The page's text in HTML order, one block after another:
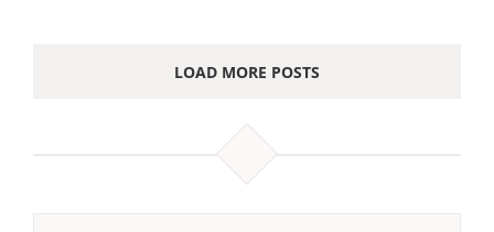
LOAD MORE POSTS